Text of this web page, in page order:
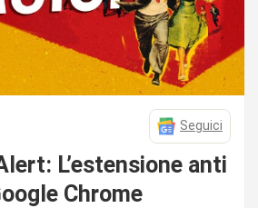
Seguici
L’estensione anti
Chrome